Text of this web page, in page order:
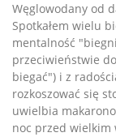
Węglowodany od
Spotkałem wielu
mentalność
przeciwieństwie
biegać") i z
rozkoszować się
uwielbia
noc przed wielkim